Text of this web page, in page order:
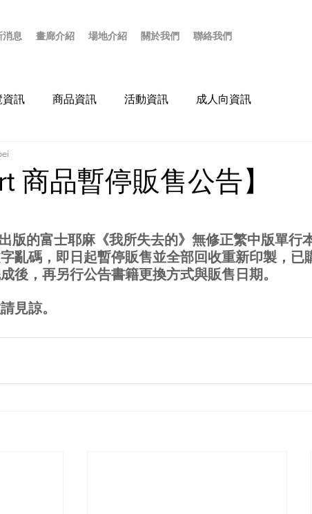
消息 畫廊介紹 場地介紹 關於我們 聯絡我們
資訊 商品資訊 活動資訊 成人向資訊
商品暫停販售公告】
版的富士耶麻《我所失去的》無修正繁中版單行
亂碼，即日起暫停販售並全部回收重新印製，已
後，再另行公告書籍更換方式與販售日期。
見諒。